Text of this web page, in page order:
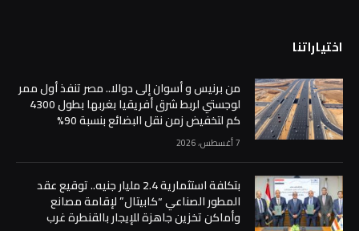
اختياراتنا
من برنيس و أسوان إلى دوالا.. مصر تنفذ أول ممر
لوجستي لربط شرق أفريقيا بغربها بطول 4300
كم لتخفيض زمن نقل البضائع بنسبة 90%
7 أغسطس، 2026
بتكلفة استثمارية 2.4 مليار جنيه.. توقيع عقد
المطور الصناعي “كابيتال” لإقامة مصانع
وأماكن تخزين جاهزة للإيجار بالقنطرة غرب